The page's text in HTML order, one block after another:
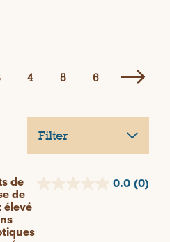
4 5 6
Filter
de
de
élevé
0.0 (0)